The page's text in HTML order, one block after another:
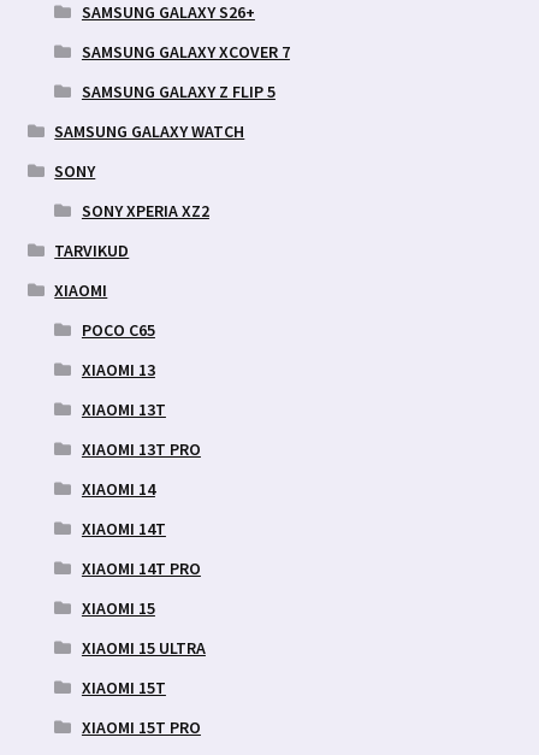
SAMSUNG GALAXY S26+
SAMSUNG GALAXY XCOVER 7
SAMSUNG GALAXY Z FLIP 5
SAMSUNG GALAXY WATCH
SONY
SONY XPERIA XZ2
TARVIKUD
XIAOMI
POCO C65
XIAOMI 13
XIAOMI 13T
XIAOMI 13T PRO
XIAOMI 14
XIAOMI 14T
XIAOMI 14T PRO
XIAOMI 15
XIAOMI 15 ULTRA
XIAOMI 15T
XIAOMI 15T PRO